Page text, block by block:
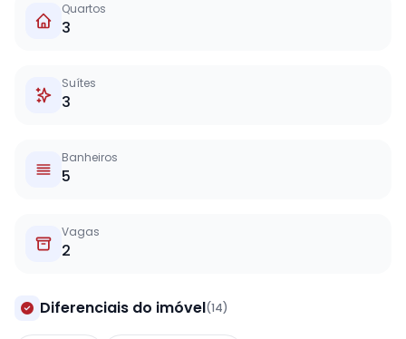
Quartos
3
Suítes
3
Banheiros
5
Vagas
2
Diferenciais do imóvel(14)